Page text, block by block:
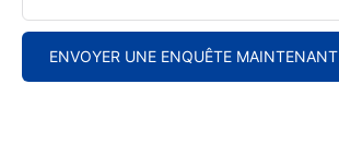
ENVOYER UNE ENQUÊTE MAINTENANT